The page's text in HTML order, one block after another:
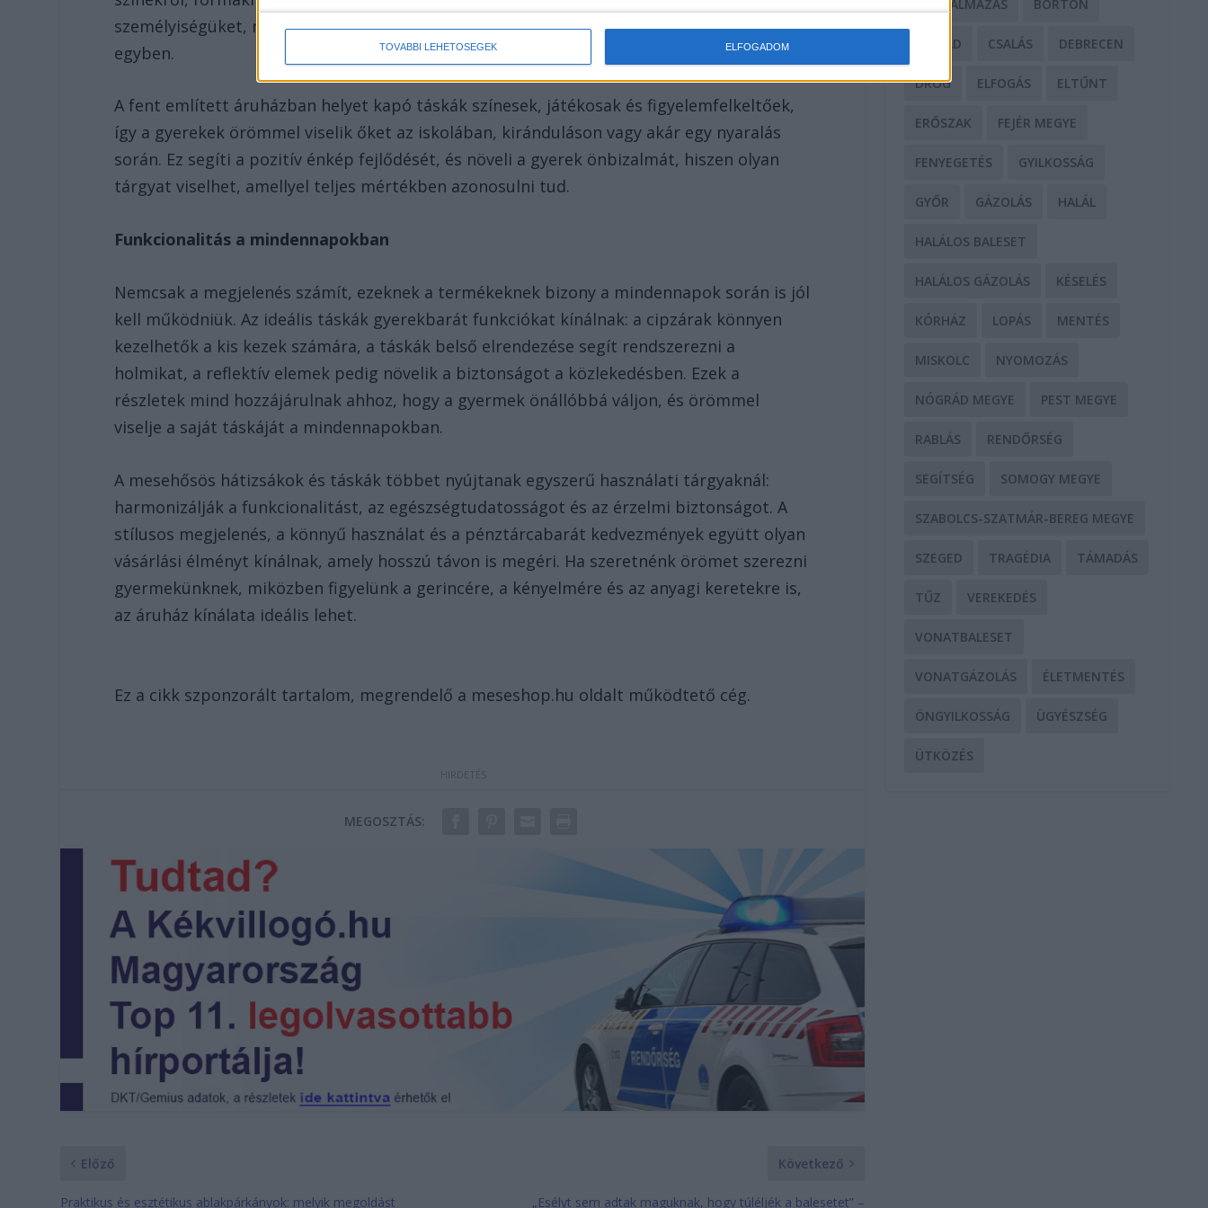
TOVÁBBI LEHETŐSÉGEK ELFOGADOM
személyiségüket, nem csupán praktikus kiegészítő, de egyfajta önkifejezési eszköz is
egyben.
A fent említett áruházban helyet kapó táskák színesek, játékosak és figyelemfelkeltőek,
így a gyerekek örömmel viselik őket az iskolában, kiránduláson vagy akár egy nyaralás
során. Ez segíti a pozitív énkép fejlődését, és növeli a gyerek önbizalmát, hiszen olyan
tárgyat viselhet, amellyel teljes mértékben azonosulni tud.
Funkcionalitás a mindennapokban
Nemcsak a megjelenés számít, ezeknek a termékeknek bizony a mindennapok során is jól
kell működniük. Az ideális táskák gyerekbarát funkciókat kínálnak: a cipzárak könnyen
kezelhetők a kis kezek számára, a táskák belső elrendezése segít rendszerezni a
holmikat, a reflektív elemek pedig növelik a biztonságot a közlekedésben. Ezek a
részletek mind hozzájárulnak ahhoz, hogy a gyermek önállóbbá váljon, és örömmel
viselje a saját táskáját a mindennapokban.
A mesehősös hátizsákok és táskák többet nyújtanak egyszerű használati tárgyaknál:
harmonizálják a funkcionalitást, az egészségtudatosságot és az érzelmi biztonságot. A
stílusos megjelenés, a könnyű használat és a pénztárcabarát kedvezmények együtt olyan
vásárlási élményt kínálnak, amely hosszú távon is megéri. Ha szeretnénk örömet szerezni
gyermekünknek, miközben figyelünk a gerincére, a kényelmére és az anyagi keretekre is,
az áruház kínálata ideális lehet.
Ez a cikk szponzorált tartalom, megrendelő a meseshop.hu oldalt működtető cég.
MEGOSZTÁS:
Előző
Praktikus és esztétikus ablakpárkányok: melyik megoldást
Következő
„Esélyt sem adtak maguknak, hogy túléljék a balesetet” –
BÁNTALMAZÁS BÖRTÖN
CSALÁD CSALÁS DEBRECEN
DROG ELFOGÁS ELTŰNT
ERŐSZAK FEJÉR MEGYE
FENYEGETÉS GYILKOSSÁG
GYŐR GÁZOLÁS HALÁL
HALÁLOS BALESET
HALÁLOS GÁZOLÁS KÉSELÉS
KÓRHÁZ LOPÁS MENTÉS
MISKOLC NYOMOZÁS
NÓGRÁD MEGYE PEST MEGYE
RABLÁS RENDŐRSÉG
SEGÍTSÉG SOMOGY MEGYE
SZABOLCS-SZATMÁR-BEREG MEGYE
SZEGED TRAGÉDIA TÁMADÁS
TŰZ VEREKEDÉS
VONATBALESET
VONATGÁZOLÁS ÉLETMENTÉS
ÖNGYILKOSSÁG ÜGYÉSZSÉG
ÜTKÖZÉS